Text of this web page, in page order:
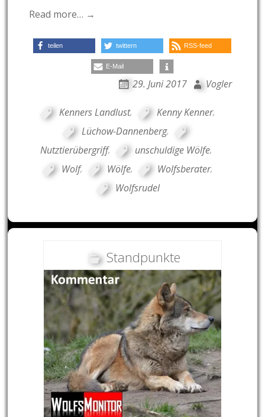
Read more… →
teilen twittern RSS-feed
E-Mail
29. Juni 2017 Vogler
Kenners Landlust, Kenny Kenner,
Lüchow-Dannenberg,
Nutztierübergriff, unschuldige Wölfe,
Wolf, Wölfe, Wolfsberater,
Wolfsrudel
Standpunkte